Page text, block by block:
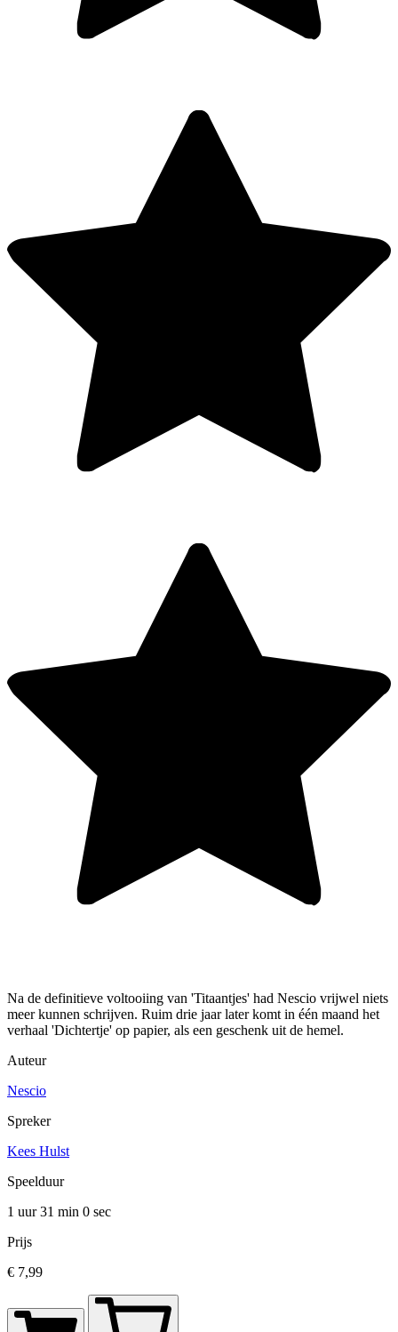
Na de definitieve voltooiing van 'Titaantjes' had Nescio vrijwel niets
meer kunnen schrijven. Ruim drie jaar later komt in één maand het
verhaal 'Dichtertje' op papier, als een geschenk uit de hemel.
Auteur
Nescio
Spreker
Kees Hulst
Speelduur
1 uur 31 min 0 sec
Prijs
€ 7,99